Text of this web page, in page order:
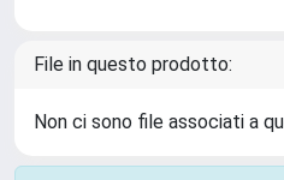
File in questo prodotto:
Non ci sono file associati a